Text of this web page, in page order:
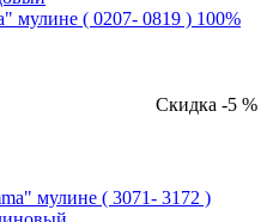
мулине ( 0207- 0819 ) 100%
Скидка -5 %